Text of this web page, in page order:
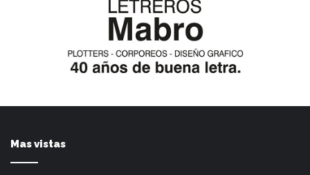
Mas vistas